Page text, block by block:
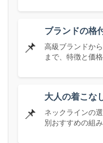
📌
ブランドの格
高級ブランドか
まで、特徴と価
📌
大人の着こな
ネックラインの
別おすすめの組